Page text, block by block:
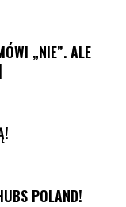
„NIE”. ALE
POLAND!